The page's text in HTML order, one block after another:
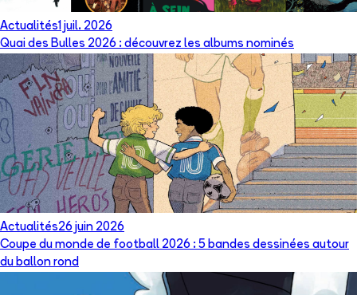
Actualités1 juil. 2026
Quai des Bulles 2026 : découvrez les albums nominés
Actualités26 juin 2026
Coupe du monde de football 2026 : 5 bandes dessinées autour
du ballon rond